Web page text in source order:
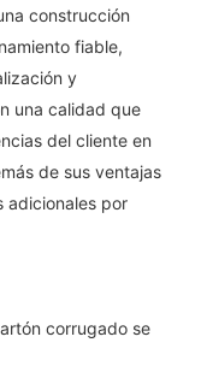
construcción
fiable,
y
una calidad que
del cliente en
de sus ventajas
adicionales por
corrugado se